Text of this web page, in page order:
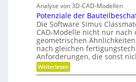
t
zy
d
r
a
u
l
i
k
n
t
e
c
h
n
i
k
f
f
a
b
f
ä
l
l
r
m
e
h
r
F
l
e
x
i
Analyse von 3D-CAD-Modellen
Potenziale der
Die Software Simus
CAD-Modelle nicht nur
geometrischen
nach gleichen
Anforderungen, die sonst
Weiterlesen:
P